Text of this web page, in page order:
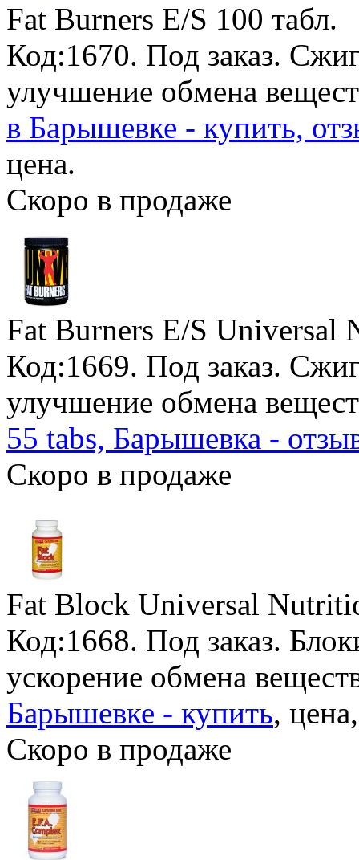
Fat Burners E/S 100 табл.
Код:1670. Под заказ.
улучшение обмена
в Барышевке - купить,
цена.
Скоро в продаже
Fat Burners E/S Universal
Код:1669. Под заказ.
улучшение обмена
55 tabs, Барышевка -
Скоро в продаже
Fat Block Universal
Код:1668. Под заказ.
ускорение обмена
Барышевке - купить,
Скоро в продаже